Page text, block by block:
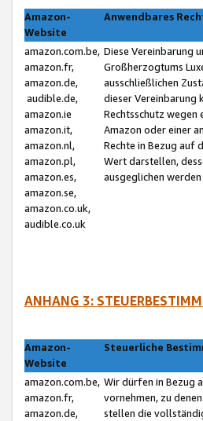
Amazon-
Website
Anwendbares
amazon.com.be,
amazon.fr,
amazon.de,
audible.de,
amazon.ie
amazon.it,
amazon.nl,
amazon.pl,
amazon.es,
amazon.se,
amazon.co.uk,
audible.co.uk
Diese Vereinbarung
Großherzogtums
ausschließlichen
dieser Vereinbarung
Rechtsschutz
Amazon oder einer
Rechte in Bezug auf
Wert darstellen,
ausgeglichen werden
ANHANG 3:
Amazon-
Website
Steuerliche
amazon.com.be,
amazon.fr,
amazon.de,
Wir dürfen in Bezug
vornehmen, zu
stellen die